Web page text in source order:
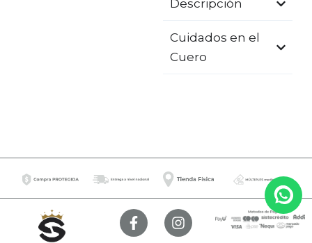
Descripción
Cuidados en el
Cuero
F
a
I
n